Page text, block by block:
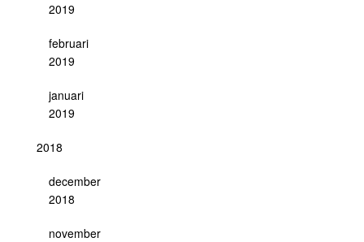
2019
februari
2019
januari
2019
2018
december
2018
november